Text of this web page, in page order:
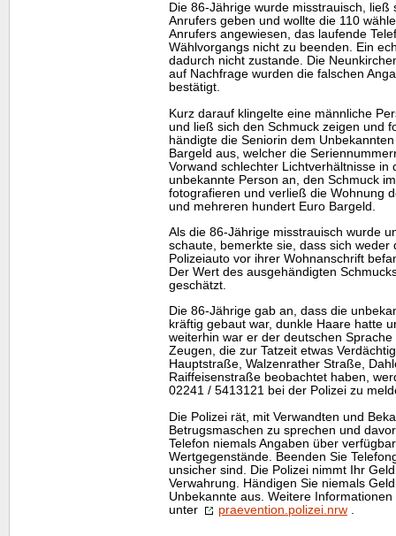
Die 86-Jährige wurde misstrauisch, ließ
Anrufers geben und wollte die 110
Anrufers angewiesen, das laufende
Wählvorgangs nicht zu beenden. Ein
dadurch nicht zustande. Die
auf Nachfrage wurden die falschen
bestätigt.
Kurz darauf klingelte eine männliche
und ließ sich den Schmuck zeigen und
händigte die Seniorin dem
Bargeld aus, welcher die
Vorwand schlechter Lichtverhältnisse in
unbekannte Person an, den Schmuck
fotografieren und verließ die Wohnung
und mehreren hundert Euro Bargeld.
Als die 86-Jährige misstrauisch wurde
schaute, bemerkte sie, dass sich
Polizeiauto vor ihrer Wohnanschrift
Der Wert des ausgehändigten
geschätzt.
Die 86-Jährige gab an, dass die
kräftig gebaut war, dunkle Haare hatte
weiterhin war er der deutschen
Zeugen, die zur Tatzeit etwas
Hauptstraße, Walzenrather Straße,
Raiffeisenstraße beobachtet haben,
02241 / 5413121 bei der Polizei zu
Die Polizei rät, mit Verwandten und
Betrugsmaschen zu sprechen und
Telefon niemals Angaben über
Wertgegenstände. Beenden Sie
unsicher sind. Die Polizei nimmt Ihr
Verwahrung. Händigen Sie niemals
Unbekannte aus. Weitere
unter
praevention.polizei.nrw